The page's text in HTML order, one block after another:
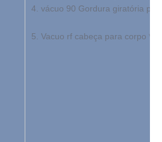
4. vácuo 90 Gordura giratória
5. Vacuo rf cabeça para corpo * 1